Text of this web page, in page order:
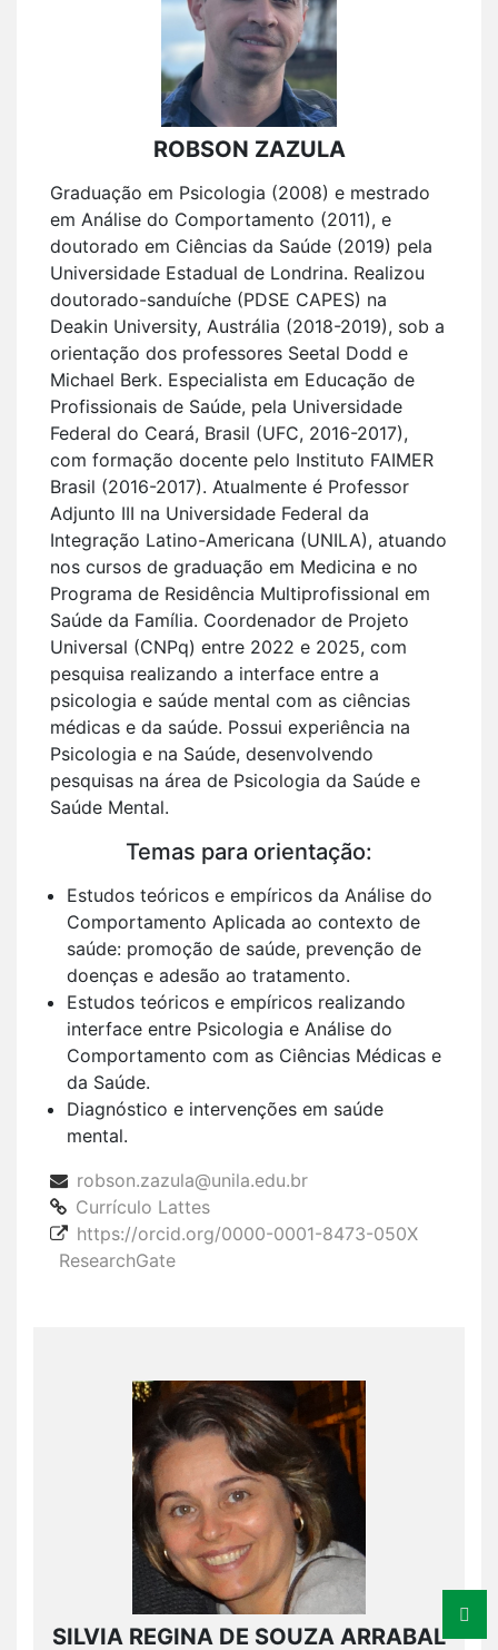
ROBSON ZAZULA
Graduação em Psicologia (2008) e mestrado
em Análise do Comportamento (2011), e
doutorado em Ciências da Saúde (2019) pela
Universidade Estadual de Londrina. Realizou
doutorado-sanduíche (PDSE CAPES) na
Deakin University, Austrália (2018-2019), sob a
orientação dos professores Seetal Dodd e
Michael Berk. Especialista em Educação de
Profissionais de Saúde, pela Universidade
Federal do Ceará, Brasil (UFC, 2016-2017),
com formação docente pelo Instituto FAIMER
Brasil (2016-2017). Atualmente é Professor
Adjunto III na Universidade Federal da
Integração Latino-Americana (UNILA), atuando
nos cursos de graduação em Medicina e no
Programa de Residência Multiprofissional em
Saúde da Família. Coordenador de Projeto
Universal (CNPq) entre 2022 e 2025, com
pesquisa realizando a interface entre a
psicologia e saúde mental com as ciências
médicas e da saúde. Possui experiência na
Psicologia e na Saúde, desenvolvendo
pesquisas na área de Psicologia da Saúde e
Saúde Mental.
Temas para orientação:
Estudos teóricos e empíricos da Análise do
Comportamento Aplicada ao contexto de
saúde: promoção de saúde, prevenção de
doenças e adesão ao tratamento.
Estudos teóricos e empíricos realizando
interface entre Psicologia e Análise do
Comportamento com as Ciências Médicas e
da Saúde.
Diagnóstico e intervenções em saúde
mental.
robson.zazula@unila.edu.br
Currículo Lattes
https://orcid.org/0000-0001-8473-050X
ResearchGate
SILVIA REGINA DE SOUZA ARRABAL